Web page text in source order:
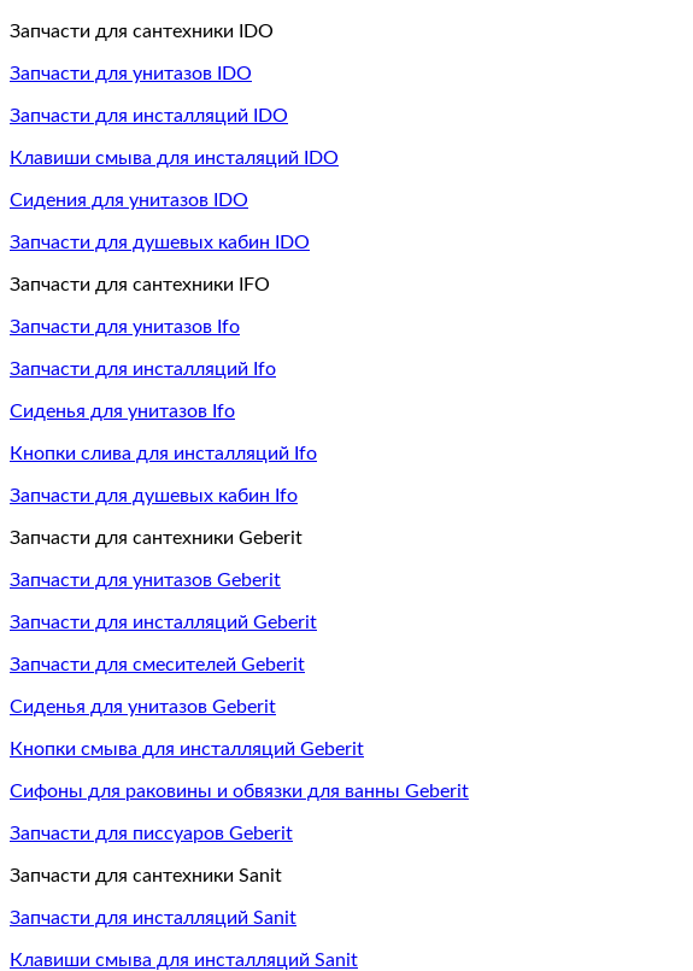
Запчасти для сантехники IDO
Запчасти для унитазов IDO
Запчасти для инсталляций IDO
Клавиши смыва для инсталяций IDO
Сидения для унитазов IDO
Запчасти для душевых кабин IDO
Запчасти для сантехники IFO
Запчасти для унитазов Ifo
Запчасти для инсталляций Ifo
Сиденья для унитазов Ifo
Кнопки слива для инсталляций Ifo
Запчасти для душевых кабин Ifo
Запчасти для сантехники Geberit
Запчасти для унитазов Geberit
Запчасти для инсталляций Geberit
Запчасти для смесителей Geberit
Сиденья для унитазов Geberit
Кнопки смыва для инсталляций Geberit
Сифоны для раковины и обвязки для ванны Geberit
Запчасти для писсуаров Geberit
Запчасти для сантехники Sanit
Запчасти для инсталляций Sanit
Клавиши смыва для инсталляций Sanit